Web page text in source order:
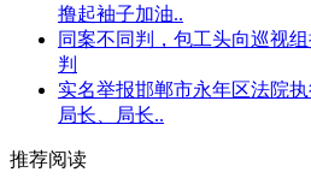
撸起袖子加油..
同案不同判，包工头向巡视
判
实名举报邯郸市永年区法院
局长、局长..
推荐阅读